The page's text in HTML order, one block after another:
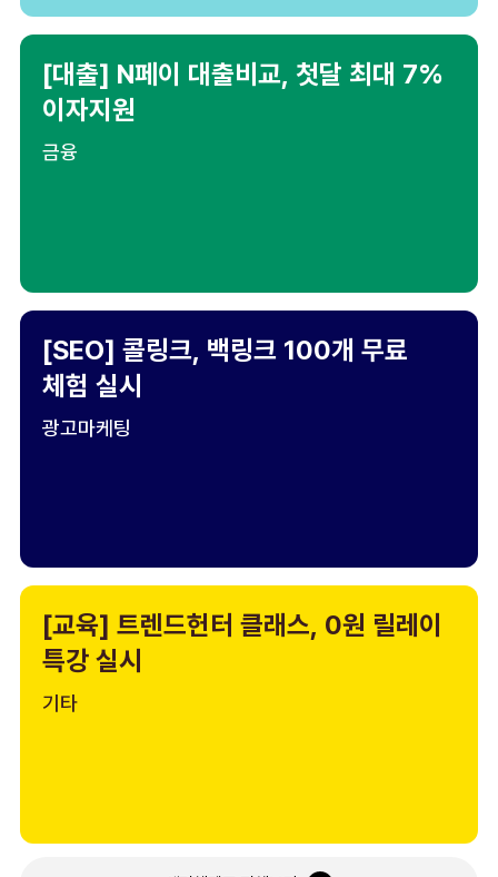
[대출] N페이 대출비교, 첫달 최대 7%
이자지원
금융
[SEO] 콜링크, 백링크 100개 무료
체험 실시
광고마케팅
[교육] 트렌드헌터 클래스, 0원 릴레이
특강 실시
기타